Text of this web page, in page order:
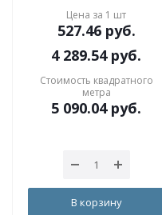
Цена за 1 шт
527.46руб.
4 289.54руб.
Стоимость квадратного
метра
5 090.04руб.
В корзину